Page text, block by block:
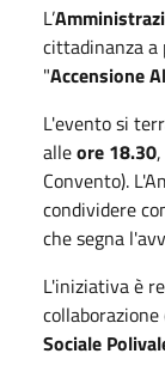
L’
cittadinanza a
"Accensione
L'evento si
alleore 18.30
Convento).
condividere
che segna
L'iniziativa è
collaborazione
Sociale